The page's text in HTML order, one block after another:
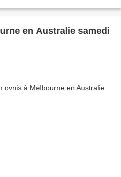
en Australie samedi